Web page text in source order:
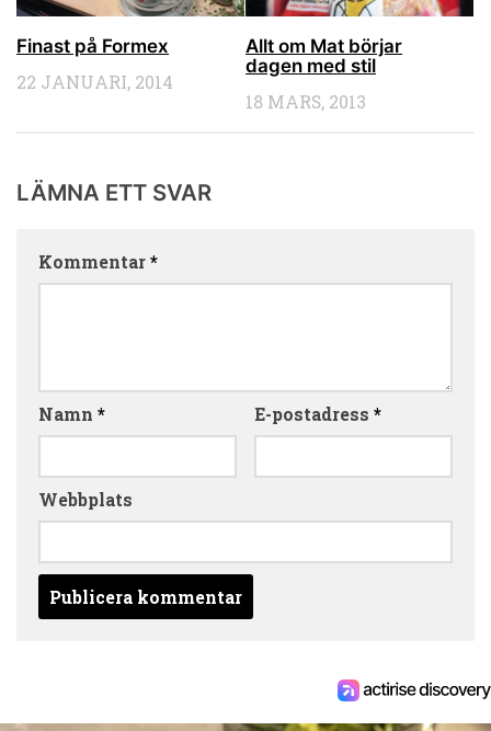
Finast på Formex
22 JANUARI, 2014
Allt om Mat börjar
dagen med stil
18 MARS, 2013
LÄMNA ETT SVAR
Kommentar*
Namn * E-postadress *
Webbplats